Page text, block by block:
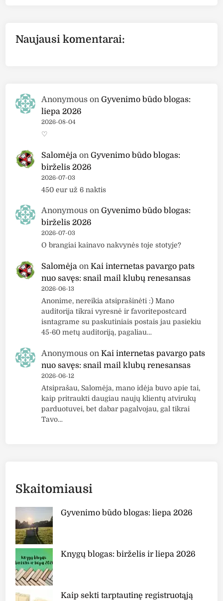
Naujausi komentarai:
Anonymous onGyvenimo būdo blogas:
liepa 2026
2026-08-04
♡
Salomėja onGyvenimo būdo blogas:
birželis 2026
2026-07-03
450 eur už 6 naktis
Anonymous onGyvenimo būdo blogas:
birželis 2026
2026-07-03
O brangiai kainavo nakvynės toje stotyje?
Salomėja onKai internetas pavargo pats
nuo savęs: snail mail klubų renesansas
2026-06-13
Anonime, nereikia atsiprašinėti :) Mano
auditorija tikrai vyresnė ir favoritepostcard
isntagrame su paskutiniais postais jau pasiekiu
45-60 metų auditoriją, pagaliau…
Anonymous onKai internetas pavargo pats
nuo savęs: snail mail klubų renesansas
2026-06-12
Atsiprašau, Salomėja, mano idėja buvo apie tai,
kaip pritraukti daugiau naujų klientų atvirukų
parduotuvei, bet dabar pagalvojau, gal tikrai
Tavo…
Skaitomiausi
Gyvenimo būdo blogas: liepa 2026
Knygų blogas: birželis ir liepa 2026
Kaip sekti tarptautinę registruotąją